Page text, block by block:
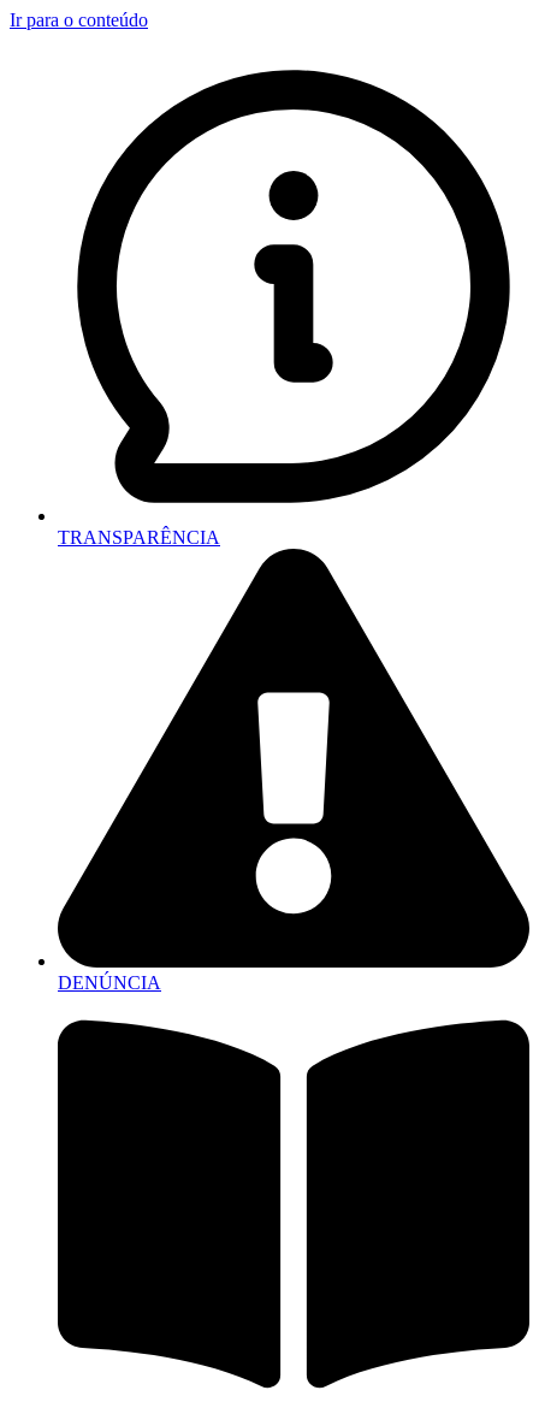
Ir para o conteúdo
TRANSPARÊNCIA
DENÚNCIA